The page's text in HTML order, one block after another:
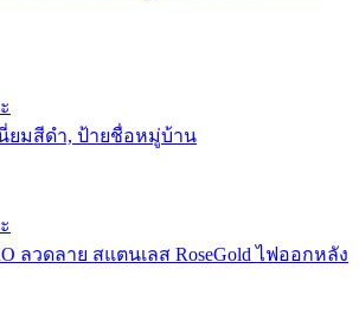
ยมสีดำ, ป้ายชื่อหมู่บ้าน
ลวดลาย สแตนเลส RoseGold ไฟออกหลัง